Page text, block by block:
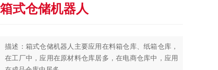
箱式仓储机器人
描述：箱式仓储机器人主要应用在料箱仓库、纸箱仓库，
在工厂中，应用在原材料仓库居多，在电商仓库中，应用